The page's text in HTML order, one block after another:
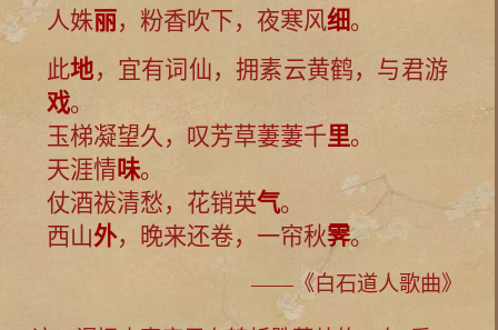
人姝丽，粉香吹下，夜寒风细。
此地，宜有词仙，拥素云黄鹤，与君游
戏。
玉梯凝望久，叹芳草萋萋千里。
天涯情味。
仗酒祓清愁，花销英气。
西山外，晚来还卷，一帘秋霁。
——《白石道人歌曲》